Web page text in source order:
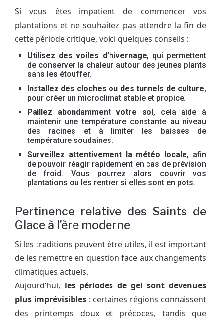
Si vous êtes impatient de commencer vos
plantations et ne souhaitez pas attendre la fin de
cette période critique, voici quelques conseils :
Utilisez des voiles d’hivernage, qui permettent
de conserver la chaleur autour des jeunes plants
sans les étouffer.
Installez des cloches ou des tunnels de culture,
pour créer un microclimat stable et propice.
Paillez abondamment votre sol, cela aide à
maintenir une température constante au niveau
des racines et à limiter les baisses de
température soudaines.
Surveillez attentivement la météo locale, afin
de pouvoir réagir rapidement en cas de prévision
de froid. Vous pourrez alors couvrir vos
plantations ou les rentrer si elles sont en pots.
Pertinence relative des Saints de
Glace à l’ère moderne
Si les traditions peuvent être utiles, il est important
de les remettre en question face aux changements
climatiques actuels.
Aujourd’hui, les périodes de gel sont devenues
plus imprévisibles: certaines régions connaissent
des printemps doux et précoces, tandis que